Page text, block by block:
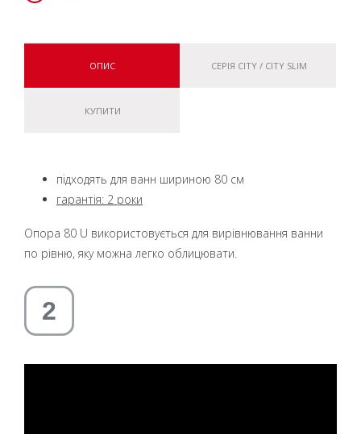
ОПИС СЕРІЯ CITY / CITY SLIM
КУПИТИ
підходять для ванн шириною 80 см
гарантія: 2 роки
Опора 80 U використовується для вирівнювання ванни
по рівню, яку можна легко облицювати.